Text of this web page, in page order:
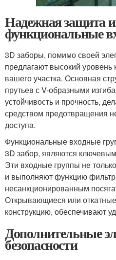
Надежная защита и
функциональные
3D заборы, помимо своей
предлагают высокий
вашего участка. Основная
прутьев с V-образными
устойчивость и прочность,
средством предотвращения
доступа.
Функциональные входные
3D забор, являются
Эти входные группы не
и выполняют функцию
несанкционированным
Открывающиеся или
конструкцию, обеспечивают
Дополнительные
безопасности